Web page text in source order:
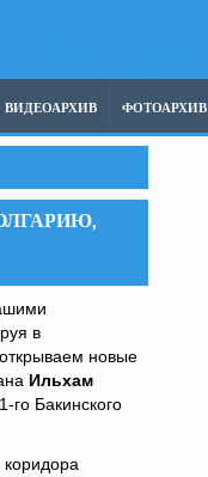
ВИДЕОАРХИВ ФОТОАРХИВ
в
новые
Ильхам
го Бакинского